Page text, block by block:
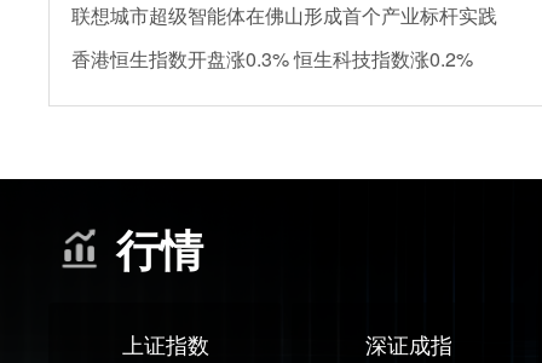
联想城市超级智能体在佛山形成首个产业标杆实践
香港恒生指数开盘涨0.3% 恒生科技指数涨0.2%
行情
上证指数 深证成指